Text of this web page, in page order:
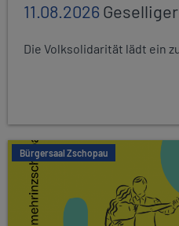
11.08.2026
Die Volksolidarität lädt ein
Bürgersaal Zschopau